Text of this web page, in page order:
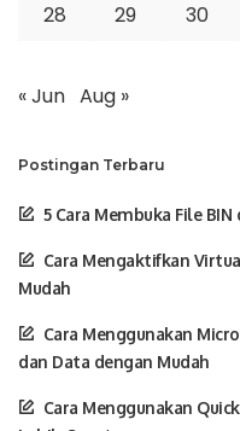
28
29 30
« Jun Aug »
Postingan Terbaru
5 Cara Membuka File
Cara Mengaktifkan
Mudah
Cara Menggunakan
dan Data dengan Mudah
Cara Menggunakan